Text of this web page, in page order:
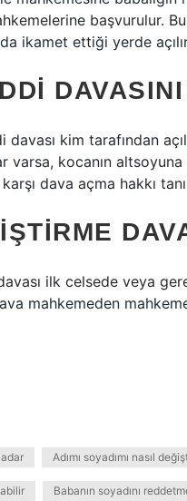
başvurulur.
ikamet ettiği yerde
davası kim tarafından
varsa, kocanın
dava açma hakkı
ilk celsede veya
mahkemeden
Adımı soyadımı nasıl
Babanın soyadını